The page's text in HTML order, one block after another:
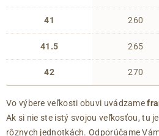
41
41.5
42
260
265
270
Vo výbere veľkosti obuvi uvádzame
Ak si nie ste istý svojou veľkosťou, tu
rôznych jednotkách. Odporúčame